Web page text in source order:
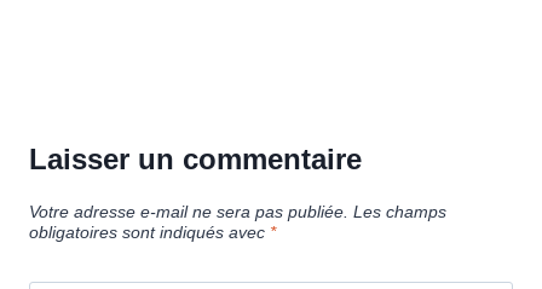
Laisser un commentaire
Votre adresse e-mail ne sera pas publiée. Les champs
obligatoires sont indiqués avec *